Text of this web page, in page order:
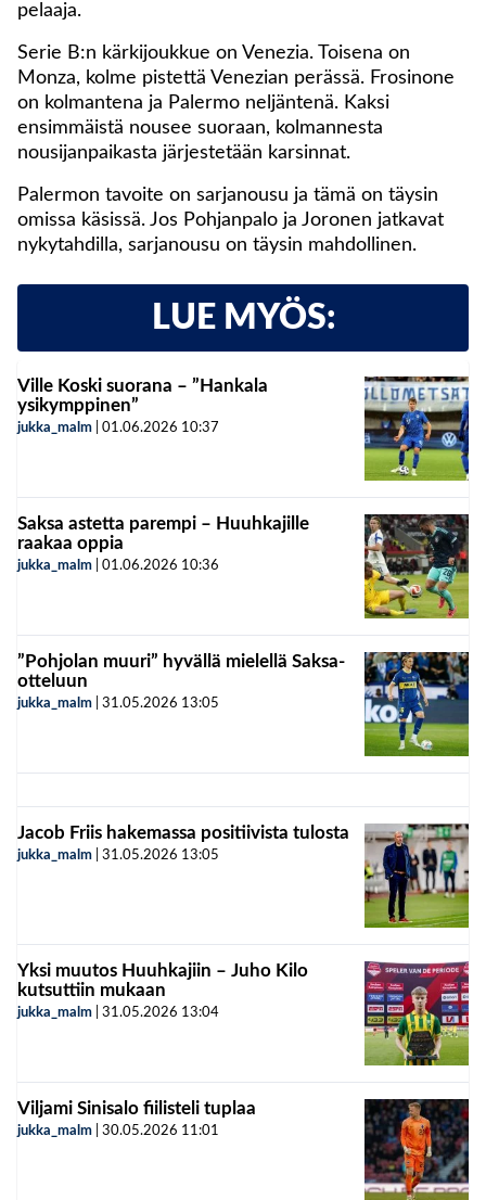
pelaaja.
Serie B:n kärkijoukkue on Venezia. Toisena on
Monza, kolme pistettä Venezian perässä. Frosinone
on kolmantena ja Palermo neljäntenä. Kaksi
ensimmäistä nousee suoraan, kolmannesta
nousijanpaikasta järjestetään karsinnat.
Palermon tavoite on sarjanousu ja tämä on täysin
omissa käsissä. Jos Pohjanpalo ja Joronen jatkavat
nykytahdilla, sarjanousu on täysin mahdollinen.
LUE MYÖS:
Ville Koski suorana – ”Hankala
ysikymppinen”
jukka_malm 01.06.2026 10:37
Saksa astetta parempi – Huuhkajille
raakaa oppia
jukka_malm 01.06.2026 10:36
”Pohjolan muuri” hyvällä mielellä Saksa-
otteluun
jukka_malm 31.05.2026 13:05
Jacob Friis hakemassa positiivista tulosta
jukka_malm 31.05.2026 13:05
Yksi muutos Huuhkajiin – Juho Kilo
kutsuttiin mukaan
jukka_malm 31.05.2026 13:04
Viljami Sinisalo fiilisteli tuplaa
jukka_malm 30.05.2026 11:01